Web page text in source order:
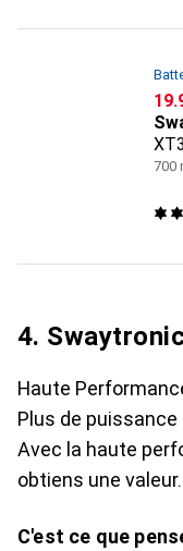
700
4.
Haute
Plus de
Avec la haute
obtiens une valeur
C'est ce que